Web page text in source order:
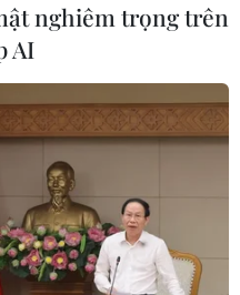
nghiêm trọng trên
AI